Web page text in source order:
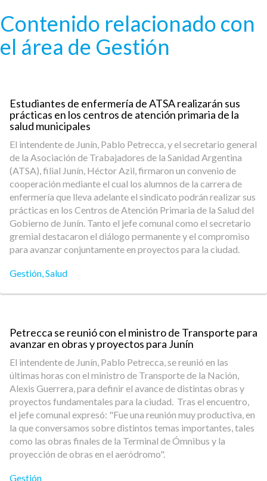
Contenido relacionado con
el área de Gestión
Estudiantes de enfermería de ATSA realizarán sus
prácticas en los centros de atención primaria de la
salud municipales
El intendente de Junín, Pablo Petrecca, y el secretario general
de la Asociación de Trabajadores de la Sanidad Argentina
(ATSA), filial Junín, Héctor Azil, firmaron un convenio de
cooperación mediante el cual los alumnos de la carrera de
enfermería que lleva adelante el sindicato podrán realizar sus
prácticas en los Centros de Atención Primaria de la Salud del
Gobierno de Junín. Tanto el jefe comunal como el secretario
gremial destacaron el diálogo permanente y el compromiso
para avanzar conjuntamente en proyectos para la ciudad.
Gestión,Salud
Petrecca se reunió con el ministro de Transporte para
avanzar en obras y proyectos para Junín
El intendente de Junín, Pablo Petrecca, se reunió en las
últimas horas con el ministro de Transporte de la Nación,
Alexis Guerrera, para definir el avance de distintas obras y
proyectos fundamentales para la ciudad. Tras el encuentro,
el jefe comunal expresó: "Fue una reunión muy productiva, en
la que conversamos sobre distintos temas importantes, tales
como las obras finales de la Terminal de Ómnibus y la
proyección de obras en el aeródromo".
Gestión